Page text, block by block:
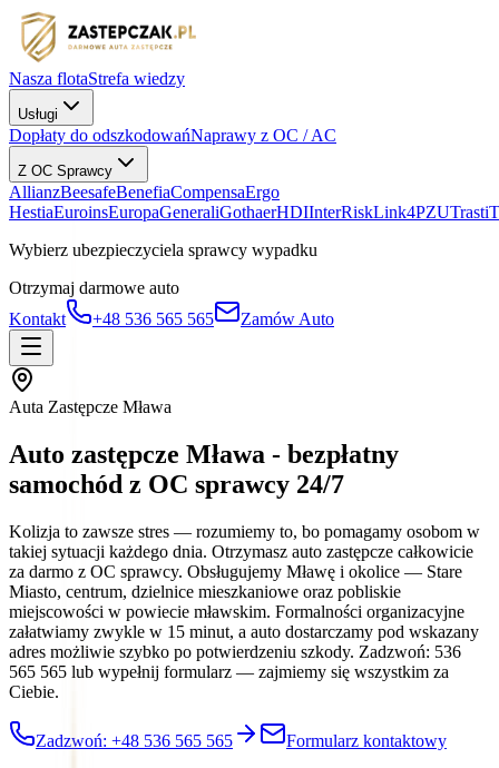
Nasza flotaStrefa wiedzy
Usługi
Dopłaty do odszkodowańNaprawy z OC / AC
Z OC Sprawcy
AllianzBeesafeBenefiaCompensaErgo
HestiaEuroinsEuropaGeneraliGothaerHDIInterRiskLink4PZUTrasti
Wybierz ubezpieczyciela sprawcy wypadku
Otrzymaj darmowe auto
Kontakt
+48 536 565 565 Zamów Auto
Auta Zastępcze Mława
Auto zastępcze Mława - bezpłatny
samochód z OC sprawcy 24/7
Kolizja to zawsze stres — rozumiemy to, bo pomagamy osobom w
takiej sytuacji każdego dnia. Otrzymasz auto zastępcze całkowicie
za darmo z OC sprawcy. Obsługujemy Mławę i okolice — Stare
Miasto, centrum, dzielnice mieszkaniowe oraz pobliskie
miejscowości w powiecie mławskim. Formalności organizacyjne
załatwiamy zwykle w 15 minut, a auto dostarczamy pod wskazany
adres możliwie szybko po potwierdzeniu szkody. Zadzwoń: 536
565 565 lub wypełnij formularz — zajmiemy się wszystkim za
Ciebie.
Zadzwoń: +48 536 565 565 Formularz kontaktowy